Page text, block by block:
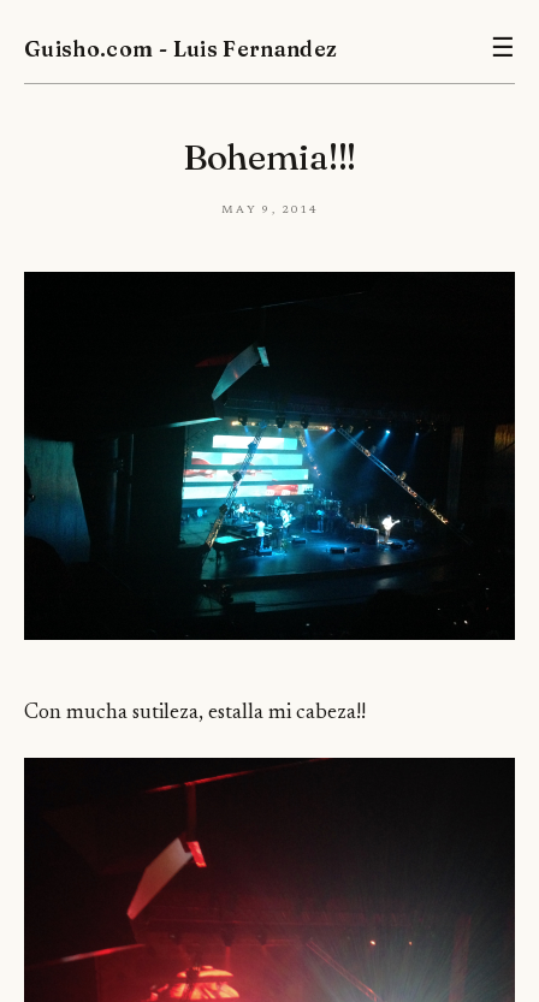
Guisho.com - Luis Fernandez ☰
Bohemia!!!
May 9, 2014
Con mucha sutileza, estalla mi cabeza!!